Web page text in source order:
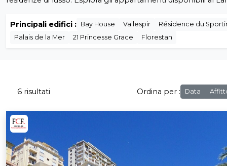
Principali edifici : Bay House Vallespir
Résidence du
Palais de la Mer
21 Princesse Grace Florestan
6 risultati Ordina per : Data